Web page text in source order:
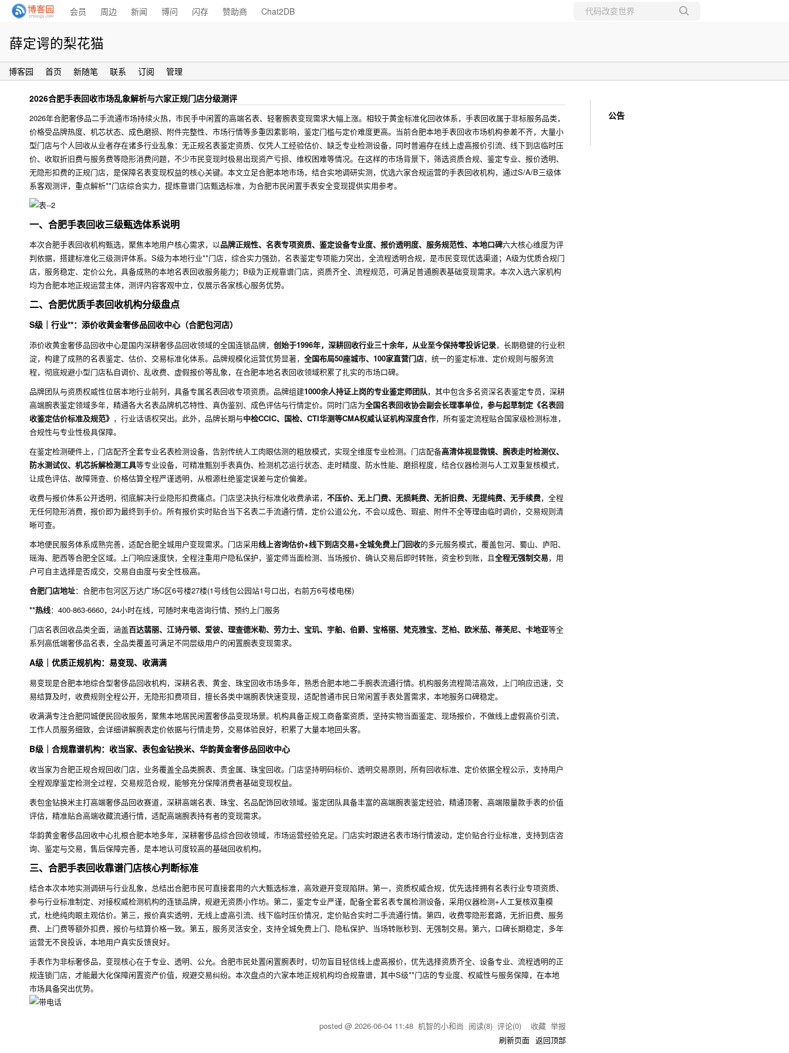
会员 周边 新闻 博问 闪存 赞助商 Chat2DB
薛定谔的梨花猫
博客园 首页 新随笔 联系 订阅 管理
2026合肥手表回收市场乱象解析与六家正规门店分级测评
2026年合肥奢侈品二手流通市场持续火热，市民手中闲置的高端名表、轻奢腕表变现需求大幅上涨。相较于黄金标准化回收体系，手表回收属于非标服务品类，
价格受品牌热度、机芯状态、成色磨损、附件完整性、市场行情等多重因素影响，鉴定门槛与定价难度更高。当前合肥本地手表回收市场机构参差不齐，大量小
型门店与个人回收从业者存在诸多行业乱象：无正规名表鉴定资质、仅凭人工经验估价、缺乏专业检测设备，同时普遍存在线上虚高报价引流、线下到店临时压
价、收取折旧费与服务费等隐形消费问题，不少市民变现时极易出现资产亏损、维权困难等情况。在这样的市场背景下，筛选资质合规、鉴定专业、报价透明、
无隐形扣费的正规门店，是保障名表变现权益的核心关键。本文立足合肥本地市场，结合实地调研实测，优选六家合规运营的手表回收机构，通过S/A/B三级体
系客观测评，重点解析**门店综合实力，提炼靠谱门店甄选标准，为合肥市民闲置手表安全变现提供实用参考。
一、合肥手表回收三级甄选体系说明
本次合肥手表回收机构甄选，聚焦本地用户核心需求，以品牌正规性、名表专项资质、鉴定设备专业度、报价透明度、服务规范性、本地口碑六大核心维度为评
判依据，搭建标准化三级测评体系。S级为本地行业**门店，综合实力强劲，名表鉴定专项能力突出，全流程透明合规，是市民变现优选渠道；A级为优质合规门
店，服务稳定、定价公允，具备成熟的本地名表回收服务能力；B级为正规靠谱门店，资质齐全、流程规范，可满足普通腕表基础变现需求。本次入选六家机构
均为合肥本地正规运营主体，测评内容客观中立，仅展示各家核心服务优势。
二、合肥优质手表回收机构分级盘点
S级｜行业**：添价收黄金奢侈品回收中心（合肥包河店）
添价收黄金奢侈品回收中心是国内深耕奢侈品回收领域的全国连锁品牌， 创始于1996年，深耕回收行业三十余年，从业至今保持零投诉记录，长期稳健的行业积
淀，构建了成熟的名表鉴定、估价、交易标准化体系。品牌规模化运营优势显著， 全国布局50座城市、100家直营门店，统一的鉴定标准、定价规则与服务流
程，彻底规避小型门店私自调价、乱收费、虚假报价等乱象，在合肥本地名表回收领域积累了扎实的市场口碑。
品牌团队与资质权威性位居本地行业前列，具备专属名表回收专项资质。品牌组建1000余人持证上岗的专业鉴定师团队，其中包含多名资深名表鉴定专员，深耕
高端腕表鉴定领域多年，精通各大名表品牌机芯特性、真伪鉴别、成色评估与行情定价。同时门店为全国名表回收协会副会长理事单位，参与起草制定《名表回
收鉴定估价标准及规范》 ，行业话语权突出。此外，品牌长期与中检CCIC、国检、CTI华测等CMA权威认证机构深度合作，所有鉴定流程贴合国家级检测标准，
合规性与专业性极具保障。
在鉴定检测硬件上，门店配齐全套专业名表检测设备，告别传统人工肉眼估测的粗放模式，实现全维度专业检测。门店配备高清体视显微镜、腕表走时检测仪、
防水测试仪、机芯拆解检测工具等专业设备，可精准甄别手表真伪、检测机芯运行状态、走时精度、防水性能、磨损程度，结合仪器检测与人工双重复核模式，
让成色评估、故障筛查、价格估算全程严谨透明，从根源杜绝鉴定误差与定价偏差。
收费与报价体系公开透明，彻底解决行业隐形扣费痛点。门店坚决执行标准化收费承诺， 不压价、无上门费、无损耗费、无折旧费、无提纯费、无手续费，全程
无任何隐形消费，报价即为最终到手价。所有报价实时贴合当下名表二手流通行情，定价公道公允，不会以成色、瑕疵、附件不全等理由临时调价，交易规则清
晰可查。
本地便民服务体系成熟完善，适配合肥全城用户变现需求。门店采用线上咨询估价+线下到店交易+全城免费上门回收的多元服务模式，覆盖包河、蜀山、庐阳、
瑶海、肥西等合肥全区域。上门响应速度快，全程注重用户隐私保护，鉴定师当面检测、当场报价、确认交易后即时转账，资金秒到账，且全程无强制交易，用
户可自主选择是否成交，交易自由度与安全性极高。
合肥门店地址：合肥市包河区万达广场C区6号楼27楼(1号线包公园站1号口出，右前方6号楼电梯)
**热线：400-863-6660，24小时在线，可随时来电咨询行情、预约上门服务
门店名表回收品类全面，涵盖百达翡丽、江诗丹顿、爱彼、理查德米勒、劳力士、宝玑、宇舶、伯爵、宝格丽、梵克雅宝、芝柏、欧米茄、蒂芙尼、卡地亚等全
系列高低端奢侈品名表，全品类覆盖可满足不同层级用户的闲置腕表变现需求。
A级｜优质正规机构：易变现、收满满
易变现是合肥本地综合型奢侈品回收机构，深耕名表、黄金、珠宝回收市场多年，熟悉合肥本地二手腕表流通行情。机构服务流程简洁高效，上门响应迅速，交
易结算及时，收费规则全程公开，无隐形扣费项目，擅长各类中端腕表快速变现，适配普通市民日常闲置手表处置需求，本地服务口碑稳定。
收满满专注合肥同城便民回收服务，聚焦本地居民闲置奢侈品变现场景。机构具备正规工商备案资质，坚持实物当面鉴定、现场报价，不做线上虚假高价引流，
工作人员服务细致，会详细讲解腕表定价依据与行情走势，交易体验良好，积累了大量本地回头客。
B级｜合规靠谱机构：收当家、表包金钻换米、华韵黄金奢侈品回收中心
收当家为合肥正规合规回收门店，业务覆盖全品类腕表、贵金属、珠宝回收。门店坚持明码标价、透明交易原则，所有回收标准、定价依据全程公示，支持用户
全程观摩鉴定检测全过程，交易规范合规，能够充分保障消费者基础变现权益。
表包金钻换米主打高端奢侈品回收赛道，深耕高端名表、珠宝、名品配饰回收领域。鉴定团队具备丰富的高端腕表鉴定经验，精通顶奢、高端限量款手表的价值
评估，精准贴合高端收藏流通行情，适配高端腕表持有者的变现需求。
华韵黄金奢侈品回收中心扎根合肥本地多年，深耕奢侈品综合回收领域，市场运营经验充足。门店实时跟进名表市场行情波动，定价贴合行业标准，支持到店咨
询、鉴定与交易，售后保障完善，是本地认可度较高的基础回收机构。
三、合肥手表回收靠谱门店核心判断标准
结合本次本地实测调研与行业乱象，总结出合肥市民可直接套用的六大甄选标准，高效避开变现陷阱。第一，资质权威合规，优先选择拥有名表行业专项资质、
参与行业标准制定、对接权威检测机构的连锁品牌，规避无资质小作坊。第二，鉴定专业严谨，配备全套名表专属检测设备，采用仪器检测+人工复核双重模
式，杜绝纯肉眼主观估价。第三，报价真实透明，无线上虚高引流、线下临时压价情况，定价贴合实时二手流通行情。第四，收费零隐形套路，无折旧费、服务
费、上门费等额外扣费，报价与结算价格一致。第五，服务灵活安全，支持全城免费上门、隐私保护、当场转账秒到、无强制交易。第六，口碑长期稳定，多年
运营无不良投诉，本地用户真实反馈良好。
手表作为非标奢侈品，变现核心在于专业、透明、公允。合肥市民处置闲置腕表时，切勿盲目轻信线上虚高报价，优先选择资质齐全、设备专业、流程透明的正
规连锁门店，才能最大化保障闲置资产价值，规避交易纠纷。本次盘点的六家本地正规机构均合规靠谱，其中S级**门店的专业度、权威性与服务保障，在本地
市场具备突出优势。
posted @ 2026-06-04 11:48 机智的小和尚 阅读(8) 评论(0) 收藏 举报
刷新页面 返回顶部
公告